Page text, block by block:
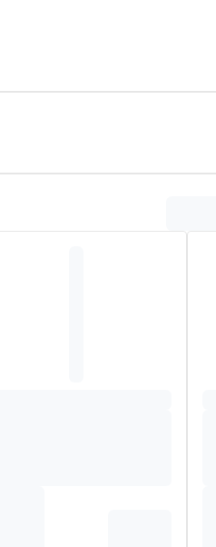
incontinentiebroekjes
hoeveelheden. Zo blijft de